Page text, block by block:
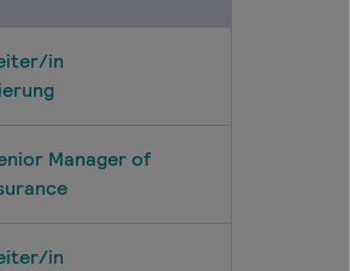
in
Manager of
in